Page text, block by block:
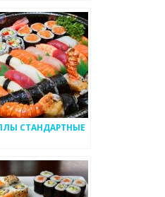
СТАНДАРТНЫЕ